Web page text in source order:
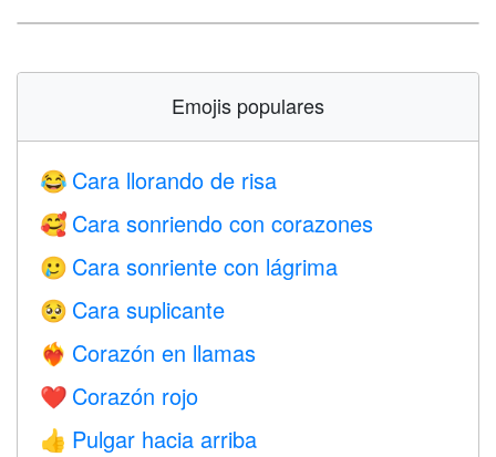
Emojis populares
😂 Cara llorando de risa
🥰 Cara sonriendo con corazones
🥲 Cara sonriente con lágrima
🥺 Cara suplicante
❤️‍🔥 Corazón en llamas
❤️ Corazón rojo
👍 Pulgar hacia arriba